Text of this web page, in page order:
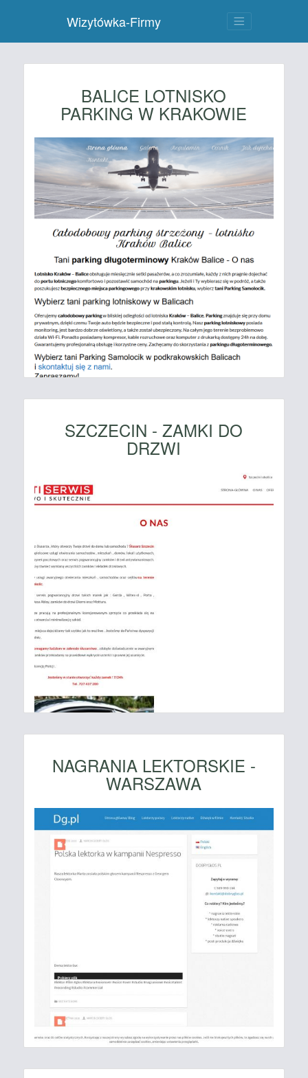
Wizytówka-Firmy
BALICE LOTNISKO
PARKING W KRAKOWIE
SZCZECIN - ZAMKI DO
DRZWI
NAGRANIA LEKTORSKIE -
WARSZAWA